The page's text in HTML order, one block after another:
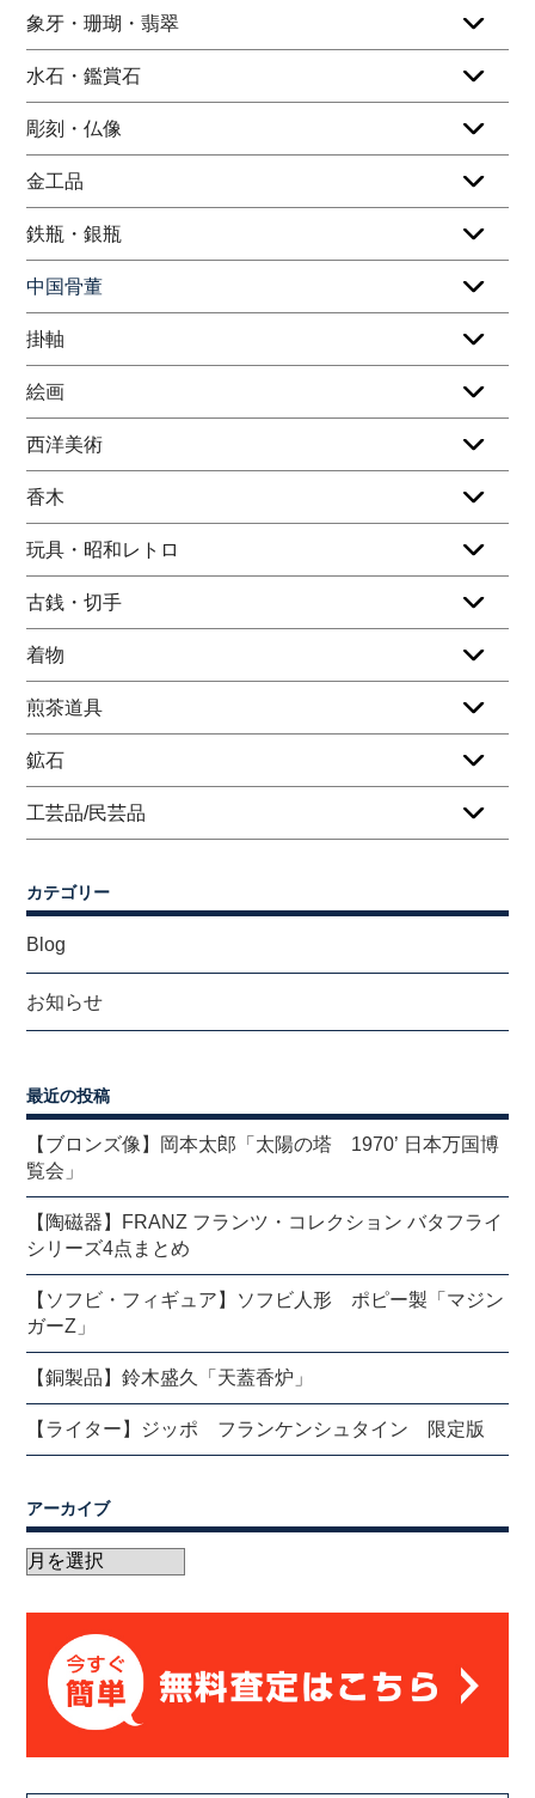
象牙・珊瑚・翡翠
水石・鑑賞石
彫刻・仏像
金工品
鉄瓶・銀瓶
中国骨董
掛軸
絵画
西洋美術
香木
玩具・昭和レトロ
古銭・切手
着物
煎茶道具
鉱石
工芸品/民芸品
カテゴリー
Blog
お知らせ
最近の投稿
【ブロンズ像】岡本太郎「太陽の塔 1970’ 日本万国博
覧会」
【陶磁器】FRANZ フランツ・コレクション バタフライ
シリーズ4点まとめ
【ソフビ・フィギュア】ソフビ人形 ポピー製「マジン
ガーZ」
【銅製品】鈴木盛久「天蓋香炉」
【ライター】ジッポ フランケンシュタイン 限定版
アーカイブ